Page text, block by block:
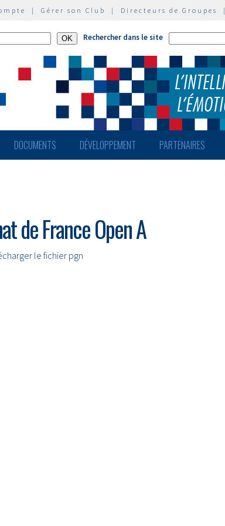
| Gérer son Club | Directeurs de Groupes
Rechercher dans le site
DOCUMENTS DÉVELOPPEMENT PARTENAIRES
de France Open A
le fichier pgn